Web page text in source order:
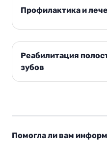
Профилактика и
Реабилитация
зубов
Помогла ли вам